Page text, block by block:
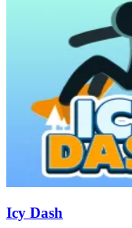
Icy Dash